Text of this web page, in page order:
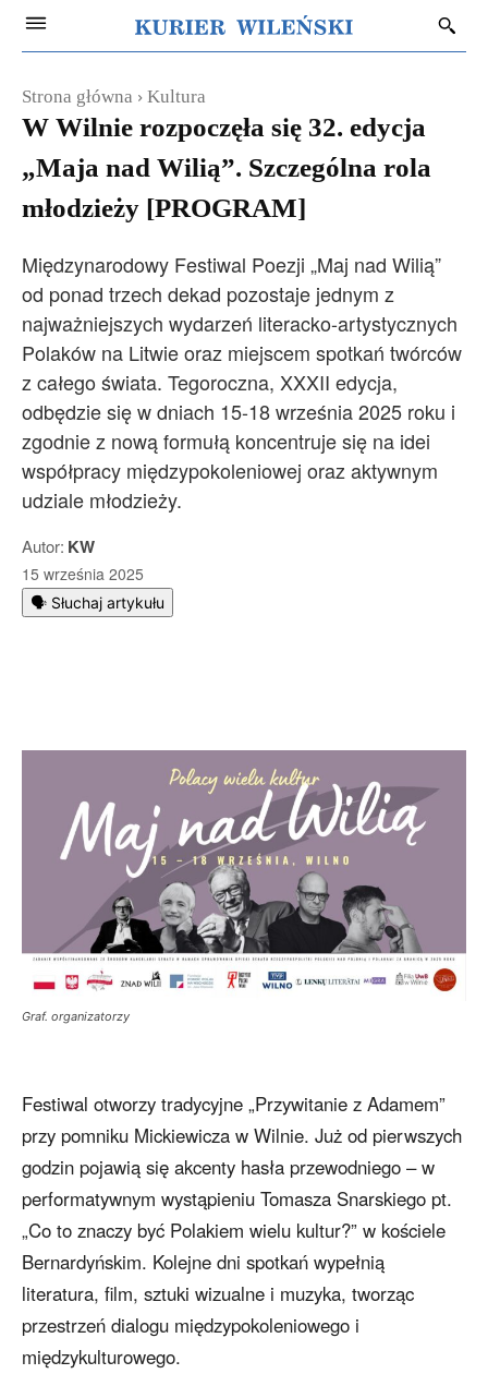
Strona główna Kultura
W Wilnie rozpoczęła się 32. edycja
„Maja nad Wilią”. Szczególna rola
młodzieży [PROGRAM]
Międzynarodowy Festiwal Poezji „Maj nad Wilią”
od ponad trzech dekad pozostaje jednym z
najważniejszych wydarzeń literacko-artystycznych
Polaków na Litwie oraz miejscem spotkań twórców
z całego świata. Tegoroczna, XXXII edycja,
odbędzie się w dniach 15-18 września 2025 roku i
zgodnie z nową formułą koncentruje się na idei
współpracy międzypokoleniowej oraz aktywnym
udziale młodzieży.
Autor: KW
15 września 2025
🗣️ Słuchaj artykułu
Graf. organizatorzy
Festiwal otworzy tradycyjne „Przywitanie z Adamem”
przy pomniku Mickiewicza w Wilnie. Już od pierwszych
godzin pojawią się akcenty hasła przewodniego – w
performatywnym wystąpieniu Tomasza Snarskiego pt.
„Co to znaczy być Polakiem wielu kultur?” w kościele
Bernardyńskim. Kolejne dni spotkań wypełnią
literatura, film, sztuki wizualne i muzyka, tworząc
przestrzeń dialogu międzypokoleniowego i
międzykulturowego.